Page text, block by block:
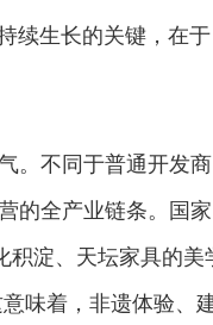
续生长的关键，在于
。不同于普通开发商
的全产业链条。国家
积淀、天坛家具的美
味着，非遗体验、